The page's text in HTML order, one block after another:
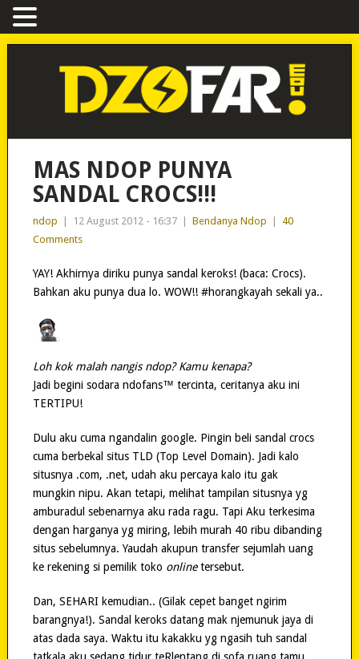
MAS NDOP PUNYA
SANDAL CROCS!!!
ndop 12 August 2012 - 16:37 Bendanya Ndop
40
Comments
YAY! Akhirnya diriku punya sandal keroks! (baca: Crocs).
Bahkan aku punya dua lo. WOW!! #horangkayah sekali ya..
Loh kok malah nangis ndop? Kamu kenapa?
Jadi begini sodara ndofans™ tercinta, ceritanya aku ini
TERTIPU!
Dulu aku cuma ngandalin google. Pingin beli sandal crocs
cuma berbekal situs TLD (Top Level Domain). Jadi kalo
situsnya .com, .net, udah aku percaya kalo itu gak
mungkin nipu. Akan tetapi, melihat tampilan situsnya yg
amburadul sebenarnya aku rada ragu. Tapi Aku terkesima
dengan harganya yg miring, lebih murah 40 ribu dibanding
situs sebelumnya. Yaudah akupun transfer sejumlah uang
ke rekening si pemilik toko onlinetersebut.
Dan, SEHARI kemudian.. (Gilak cepet banget ngirim
barangnya!). Sandal keroks datang mak njemunuk jaya di
atas dada saya. Waktu itu kakakku yg ngasih tuh sandal